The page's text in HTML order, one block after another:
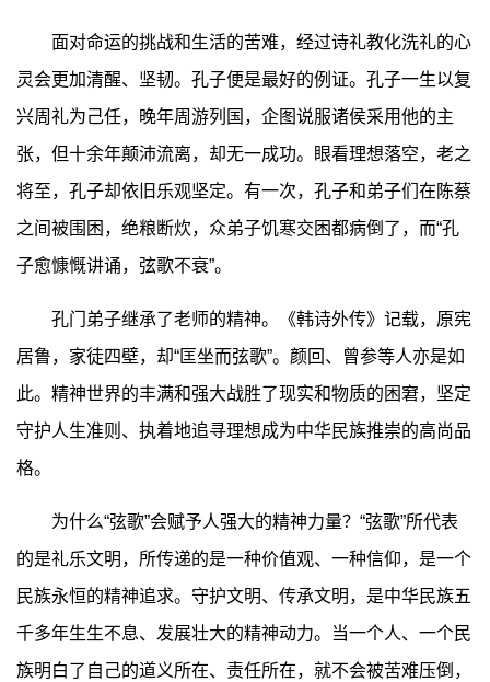
面对命运的挑战和生活的苦难，经过诗礼教化洗礼的心
灵会更加清醒、坚韧。孔子便是最好的例证。孔子一生以复
兴周礼为己任，晚年周游列国，企图说服诸侯采用他的主
张，但十余年颠沛流离，却无一成功。眼看理想落空，老之
将至，孔子却依旧乐观坚定。有一次，孔子和弟子们在陈蔡
之间被围困，绝粮断炊，众弟子饥寒交困都病倒了，而“孔
子愈慷慨讲诵，弦歌不衰”。
孔门弟子继承了老师的精神。《韩诗外传》记载，原宪
居鲁，家徒四壁，却“匡坐而弦歌”。颜回、曾参等人亦是如
此。精神世界的丰满和强大战胜了现实和物质的困窘，坚定
守护人生准则、执着地追寻理想成为中华民族推崇的高尚品
格。
为什么“弦歌”会赋予人强大的精神力量？“弦歌”所代表
的是礼乐文明，所传递的是一种价值观、一种信仰，是一个
民族永恒的精神追求。守护文明、传承文明，是中华民族五
千多年生生不息、发展壮大的精神动力。当一个人、一个民
族明白了自己的道义所在、责任所在，就不会被苦难压倒，